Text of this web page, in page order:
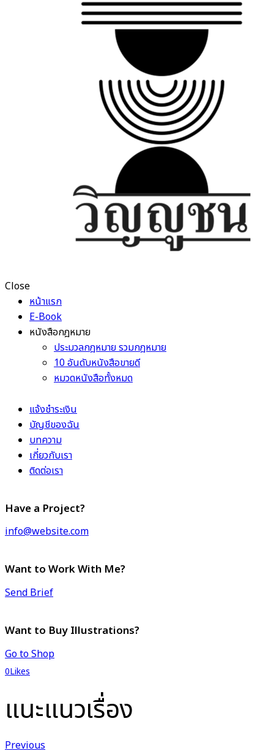
Close
หน้าแรก
E-Book
หนังสือกฎหมาย
ประมวลกฎหมาย รวมกฎหมาย
10 อันดับหนังสือขายดี
หมวดหนังสือทั้งหมด
แจ้งชำระเงิน
บัญชีของฉัน
บทความ
เกี่ยวกับเรา
ติดต่อเรา
Have a Project?
info@website.com
Want to Work With Me?
Send Brief
Want to Buy Illustrations?
Go to Shop
0Likes
แนะแนวเรื่อง
Previous